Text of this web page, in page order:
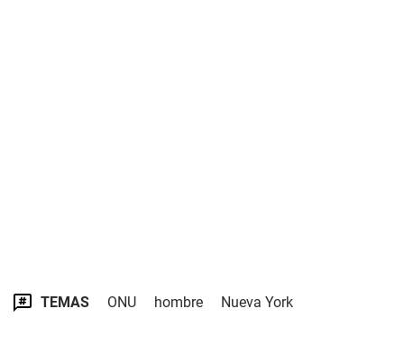
TEMAS ONU hombre Nueva York